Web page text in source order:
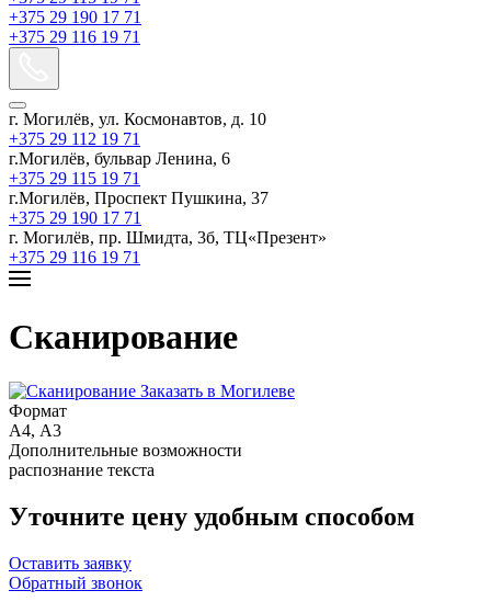
+375 29 190 17 71
+375 29 116 19 71
г. Могилёв, ул. Космонавтов, д. 10
+375 29 112 19 71
г.Могилёв, бульвар Ленина, 6
+375 29 115 19 71
г.Могилёв, Проспект Пушкина, 37
+375 29 190 17 71
г. Могилёв, пр. Шмидта, 3б, ТЦ«Презент»
+375 29 116 19 71
Сканирование
Формат
А4, А3
Дополнительные возможности
распознание текста
Уточните цену удобным способом
Оставить заявку
Обратный звонок